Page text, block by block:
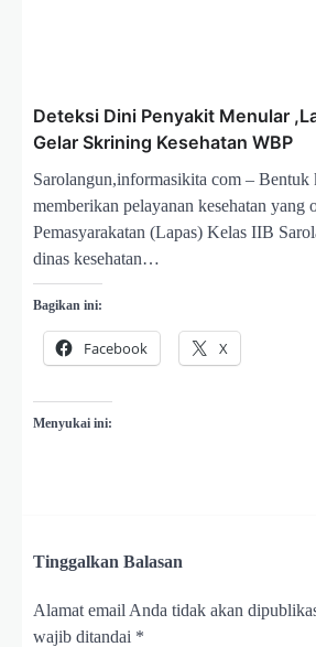
Deteksi Dini Penyakit Menular
Gelar Skrining Kesehatan WBP
Sarolangun,informasikita com –
memberikan pelayanan kesehatan yang
Pemasyarakatan (Lapas) Kelas IIB
dinas kesehatan…
Bagikan ini:
Facebook X
Menyukai ini:
Tinggalkan Balasan
Alamat email Anda tidak akan
wajib ditandai *